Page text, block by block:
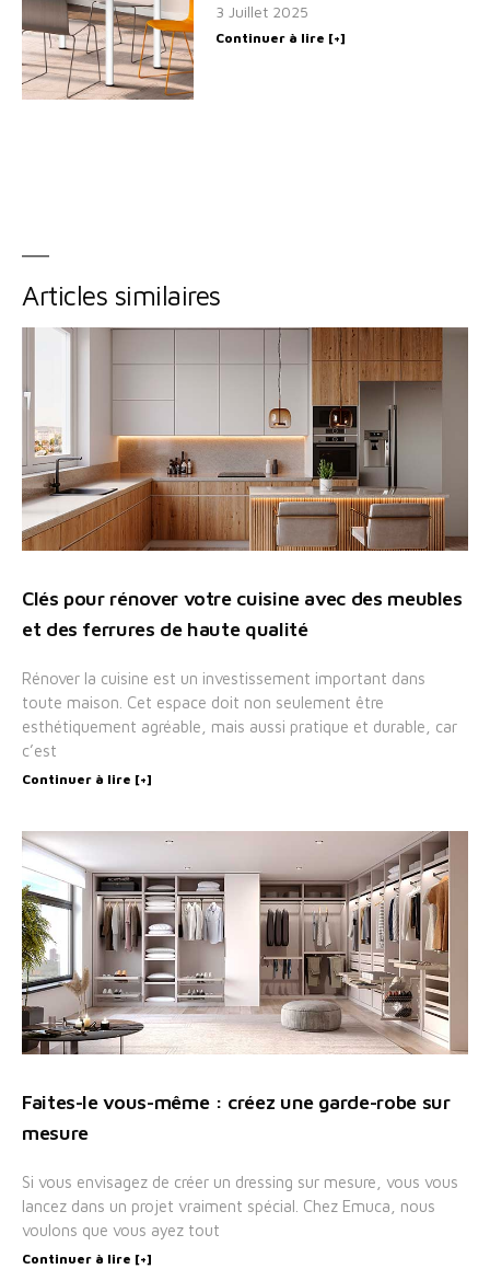
3 Juillet 2025
Continuer à lire [+]
Articles similaires
Clés pour rénover votre cuisine avec des meubles
et des ferrures de haute qualité
Rénover la cuisine est un investissement important dans
toute maison. Cet espace doit non seulement être
esthétiquement agréable, mais aussi pratique et durable, car
c’est
Continuer à lire [+]
Faites-le vous-même : créez une garde-robe sur
mesure
Si vous envisagez de créer un dressing sur mesure, vous vous
lancez dans un projet vraiment spécial. Chez Emuca, nous
voulons que vous ayez tout
Continuer à lire [+]